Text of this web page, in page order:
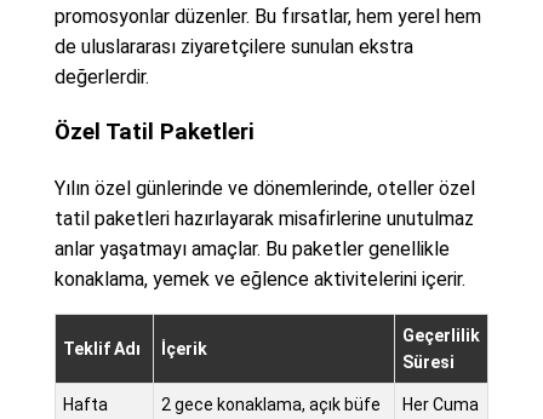
promosyonlar düzenler. Bu fırsatlar, hem yerel hem
de uluslararası ziyaretçilere sunulan ekstra
değerlerdir.
Özel Tatil Paketleri
Yılın özel günlerinde ve dönemlerinde, oteller özel
tatil paketleri hazırlayarak misafirlerine unutulmaz
anlar yaşatmayı amaçlar. Bu paketler genellikle
konaklama, yemek ve eğlence aktivitelerini içerir.
Teklif Adı İçerik
Geçerlilik
Süresi
Hafta
2 gece konaklama, açık büfe
Her Cuma